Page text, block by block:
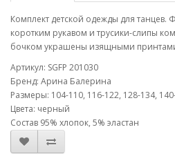
Комплект детской одежды для танцев.
коротким рукавом и трусики-слипы
бочком украшены изящными
Артикул: SGFP 201030
Бренд: Арина Балерина
Размеры: 104-110, 116-122, 128-134,
Цвета: черный
Состав 95% хлопок, 5% эластан